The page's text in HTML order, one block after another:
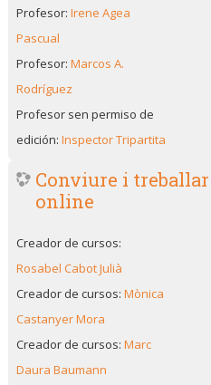
Profesor:Irene Agea
Pascual
Profesor:Marcos A.
Rodríguez
Profesor sen permiso de
edición:Inspector Tripartita
Conviure i
online
Creador de cursos:
Rosabel Cabot Julià
Creador de cursos:Mònica
Castanyer Mora
Creador de cursos:Marc
Daura Baumann